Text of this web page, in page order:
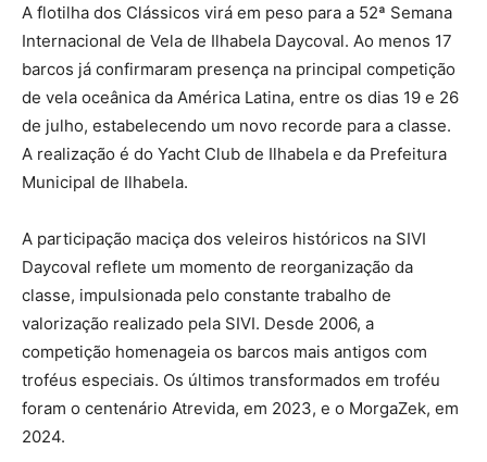
A flotilha dos Clássicos virá em peso para a 52ª Semana
Internacional de Vela de Ilhabela Daycoval. Ao menos 17
barcos já confirmaram presença na principal competição
de vela oceânica da América Latina, entre os dias 19 e 26
de julho, estabelecendo um novo recorde para a classe.
A realização é do Yacht Club de Ilhabela e da Prefeitura
Municipal de Ilhabela.
A participação maciça dos veleiros históricos na SIVI
Daycoval reflete um momento de reorganização da
classe, impulsionada pelo constante trabalho de
valorização realizado pela SIVI. Desde 2006, a
competição homenageia os barcos mais antigos com
troféus especiais. Os últimos transformados em troféu
foram o centenário Atrevida, em 2023, e o MorgaZek, em
2024.